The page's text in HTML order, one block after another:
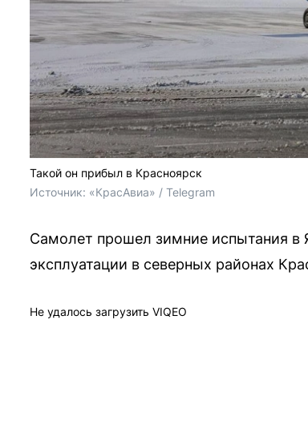
Такой он прибыл в Красноярск
Источник: «КрасАвиа» / Telegram
Самолет прошел зимние испытания в
эксплуатации в северных районах
Не удалось загрузить VIQEO